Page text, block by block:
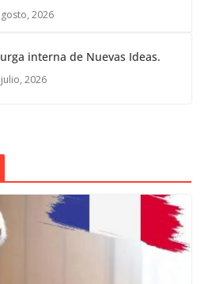
2026
interna de Nuevas Ideas.
2026